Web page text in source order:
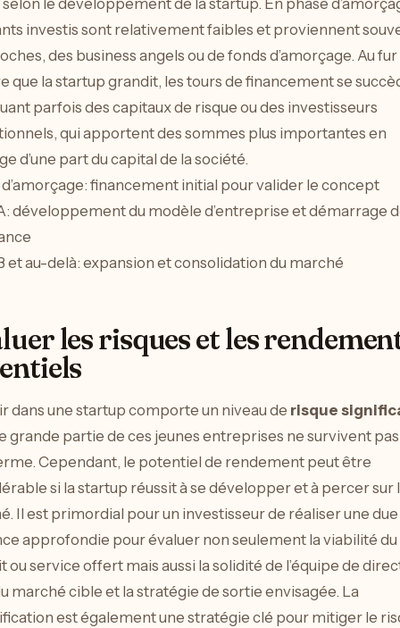
selon le développement de la startup. En phase
investis sont relativement faibles et proviennent
des business angels ou de fonds d’amorçage. Au fur
que la startup grandit, les tours de financement se
parfois des capitaux de risque ou des investisseurs
qui apportent des sommes plus importantes en
d’une part du capital de la société.
financement initial pour valider le concept
développement du modèle d’entreprise et démarrage
et au-delà: expansion et consolidation du marché
les risques et les
dans une startup comporte un niveau de risque
grande partie de ces jeunes entreprises ne survivent pas
Cependant, le potentiel de rendement peut être
si la startup réussit à se développer et à percer sur
Il est primordial pour un investisseur de réaliser une due
approfondie pour évaluer non seulement la viabilité du
ou service offert mais aussi la solidité de l’équipe de
marché cible et la stratégie de sortie envisagée. La
est également une stratégie clé pour mitiger le